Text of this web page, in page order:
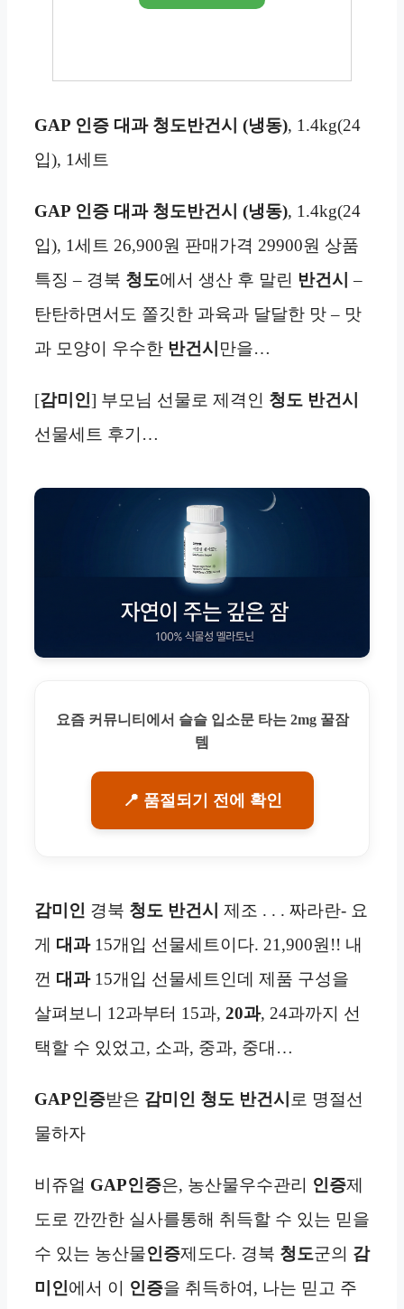
GAP 인증 대과 청도반건시 (냉동), 1.4kg(24
입), 1세트
GAP 인증 대과 청도반건시 (냉동), 1.4kg(24
입), 1세트 26,900원 판매가격 29900원 상품
특징 – 경북 청도에서 생산 후 말린 반건시 –
탄탄하면서도 쫄깃한 과육과 달달한 맛 – 맛
과 모양이 우수한 반건시 만을…
[감미인] 부모님 선물로 제격인 청도 반건시
선물세트 후기…
요즘 커뮤니티에서 슬슬 입소문 타는 2mg 꿀잠
템
📍 품절되기 전에 확인
감미인 경북 청도 반건시 제조 . . . 짜라란- 요
게 대과15개입 선물세트이다. 21,900원!! 내
껀 대과15개입 선물세트인데 제품 구성을
살펴보니 12과부터 15과, 20과, 24과까지 선
택할 수 있었고, 소과, 중과, 중대…
GAP인증받은 감미인 청도 반건시 로 명절선
물하자
비쥬얼 GAP인증은, 농산물우수관리 인증제
도로 깐깐한 실사를통해 취득할 수 있는 믿을
수 있는 농산물인증제도다. 경북 청도군의 감
미인에서 이 인증을 취득하여, 나는 믿고 주